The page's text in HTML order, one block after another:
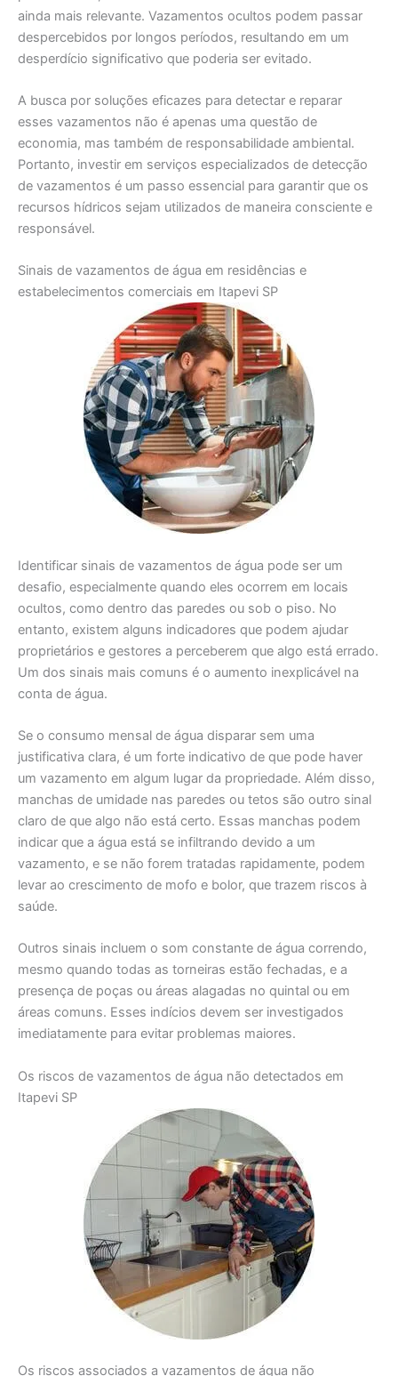
ainda mais relevante. Vazamentos ocultos podem passar
despercebidos por longos períodos, resultando em um
desperdício significativo que poderia ser evitado.
A busca por soluções eficazes para detectar e reparar
esses vazamentos não é apenas uma questão de
economia, mas também de responsabilidade ambiental.
Portanto, investir em serviços especializados de detecção
de vazamentos é um passo essencial para garantir que os
recursos hídricos sejam utilizados de maneira consciente e
responsável.
Sinais de vazamentos de água em residências e
estabelecimentos comerciais em Itapevi SP
Identificar sinais de vazamentos de água pode ser um
desafio, especialmente quando eles ocorrem em locais
ocultos, como dentro das paredes ou sob o piso. No
entanto, existem alguns indicadores que podem ajudar
proprietários e gestores a perceberem que algo está errado.
Um dos sinais mais comuns é o aumento inexplicável na
conta de água.
Se o consumo mensal de água disparar sem uma
justificativa clara, é um forte indicativo de que pode haver
um vazamento em algum lugar da propriedade. Além disso,
manchas de umidade nas paredes ou tetos são outro sinal
claro de que algo não está certo. Essas manchas podem
indicar que a água está se infiltrando devido a um
vazamento, e se não forem tratadas rapidamente, podem
levar ao crescimento de mofo e bolor, que trazem riscos à
saúde.
Outros sinais incluem o som constante de água correndo,
mesmo quando todas as torneiras estão fechadas, e a
presença de poças ou áreas alagadas no quintal ou em
áreas comuns. Esses indícios devem ser investigados
imediatamente para evitar problemas maiores.
Os riscos de vazamentos de água não detectados em
Itapevi SP
Os riscos associados a vazamentos de água não